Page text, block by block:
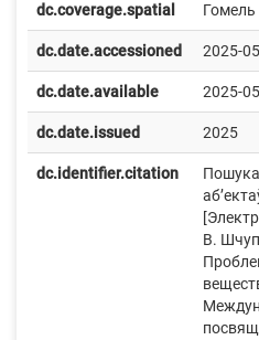
dc.coverage.spatial Гомель
dc.date.accessioned 2025-
dc.date.available 2025-
dc.date.issued 2025
dc.identifier.citation
В.